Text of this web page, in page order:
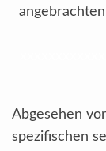
Abgesehen
spezifischen